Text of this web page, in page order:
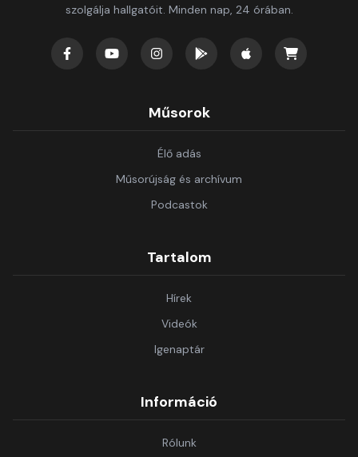
szolgálja hallgatóit. Minden nap, 24 órában.
Műsorok
Élő adás
Műsorújság és archívum
Podcastok
Tartalom
Hírek
Videók
Igenaptár
Információ
Rólunk